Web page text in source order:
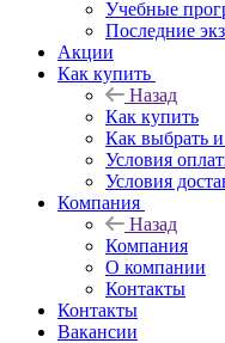
Учебные
Последние
Акции
Как купить
Назад
Как купить
Как выбрать и
Условия
Условия
Компания
Назад
Компания
О компании
Контакты
Контакты
Вакансии